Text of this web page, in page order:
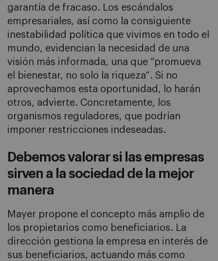
garantía de fracaso. Los escándalos
empresariales, así como la consiguiente
inestabilidad política que vivimos en todo el
mundo, evidencian la necesidad de una
visión más informada, una que “promueva
el bienestar, no solo la riqueza”. Si no
aprovechamos esta oportunidad, lo harán
otros, advierte. Concretamente, los
organismos reguladores, que podrían
imponer restricciones indeseadas.
Debemos valorar si las empresas
sirven a la sociedad de la mejor
manera
Mayer propone el concepto más amplio de
los propietarios como beneficiarios. La
dirección gestiona la empresa en interés de
sus beneficiarios, actuando más como